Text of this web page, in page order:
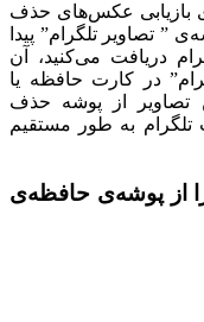
بازیابی عکس‌های حذف
” تصاویر تلگرام” پیدا
دریافت می‌کنید، آن
در کارت حافظه یا
تصاویر از پوشه حذف
تلگرام به طور مستقیم
از پوشه‌ی حافظه‌ی